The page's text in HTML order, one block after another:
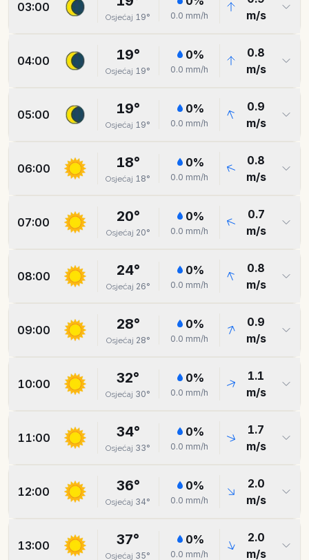
03:00
Osjećaj 19° 0.0 mm/h
m/s
04:00 19°
Osjećaj 19°
0%
0.0 mm/h
0.8
m/s
05:00 19°
Osjećaj 19°
0%
0.0 mm/h
0.9
m/s
06:00 18°
Osjećaj 18°
0%
0.0 mm/h
0.8
m/s
07:00 20°
Osjećaj 20°
0%
0.0 mm/h
0.7
m/s
08:00 24°
Osjećaj 26°
0%
0.0 mm/h
0.8
m/s
09:00 28°
Osjećaj 28°
0%
0.0 mm/h
0.9
m/s
10:00 32°
Osjećaj 30°
0%
0.0 mm/h
1.1
m/s
11:00 34°
Osjećaj 33°
0%
0.0 mm/h
1.7
m/s
12:00 36°
Osjećaj 34°
0%
0.0 mm/h
2.0
m/s
13:00 37°
Osjećaj 35°
0%
0.0 mm/h
2.0
m/s